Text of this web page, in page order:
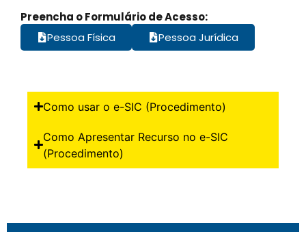
Preencha o Formulário de Acesso:
Pessoa Física
Pessoa Jurídica
Como usar o e-SIC (Procedimento)
Como Apresentar Recurso no e-SIC
(Procedimento)